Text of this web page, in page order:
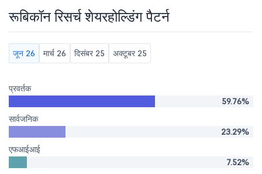
रूबिकॉन रिसर्च शेयरहोल्डिंग पैटर्न
जून 26 मार्च 26 दिसंबर 25 अक्टूबर 25
प्रवर्तक
59.76%
सार्वजनिक
23.29%
एफआईआई
7.52%